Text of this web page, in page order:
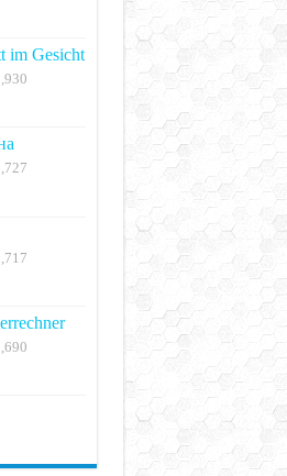
im Gesicht